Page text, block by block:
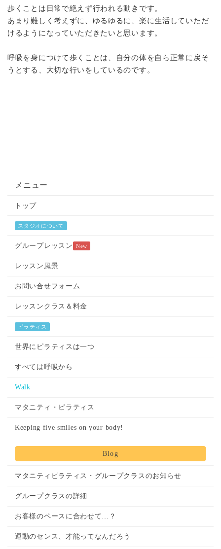
歩くことは日常で絶えず行われる動きです。
あまり難しく考えずに、ゆるゆるに、楽に生活していただ
けるようになっていただきたいと思います。
呼吸を身につけて歩くことは、自分の体を自ら正常に戻そ
うとする、大切な行いをしているのです。
メニュー
トップ
スタジオについて
グループレッスン New
レッスン風景
お問い合せフォーム
レッスンクラス＆料金
ピラティス
世界にピラティスは一つ
すべては呼吸から
Walk
マタニティ・ピラティス
Keeping five smiles on your body!
Blog
マタニティピラティス・グループクラスのお知らせ
グループクラスの詳細
お客様のペースに合わせて…？
運動のセンス、才能ってなんだろう